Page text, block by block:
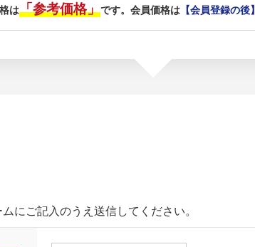
は「参考価格」です。会員価格は【会員登録の後】
にご記入のうえ送信してください。